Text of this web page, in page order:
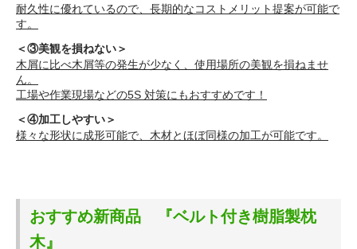
耐久性に優れているので、長期的なコストメリット提案が可能で
す。
＜③美観を損ねない＞
木屑に比べ木屑等の発生が少なく、使用場所の美観を損ねませ
ん。
工場や作業現場などの5S 対策にもおすすめです！
＜④加工しやすい＞
様々な形状に成形可能で、木材とほぼ同様の加工が可能です。
おすすめ新商品 『ベルト付き樹脂製枕
木』